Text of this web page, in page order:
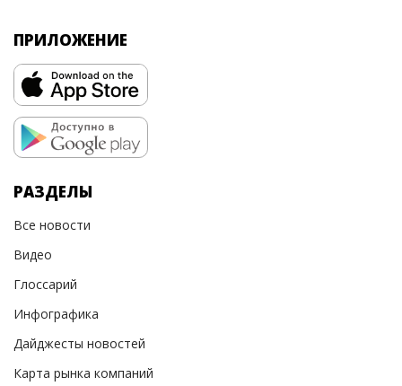
ПРИЛОЖЕНИЕ
РАЗДЕЛЫ
Все новости
Видео
Глоссарий
Инфографика
Дайджесты новостей
Карта рынка компаний